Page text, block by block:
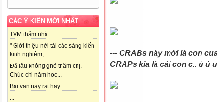
CÁC Ý KIẾN MỚI NHẤT
TVM thăm nhà....
" Giới thiệu nới tải các sáng kiến
kinh nghiệm,...
Đã lâu không ghé thăm chị.
Chúc chị năm học...
Bai van nay rat hay...
...
--- CRABs này mới là con
CRAPs kia là cái con c.. ù ú